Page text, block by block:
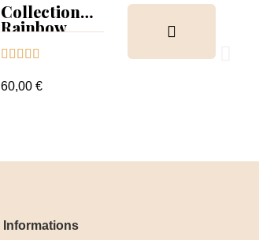
Collection
Rainbow
nuancier
    
60,00 €
Informations